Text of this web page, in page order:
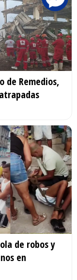
de Remedios,
de robos y
en